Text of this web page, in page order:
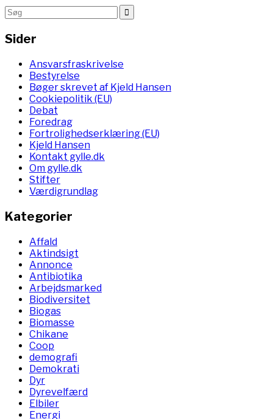
Sider
Ansvarsfraskrivelse
Bestyrelse
Bøger skrevet af Kjeld Hansen
Cookiepolitik (EU)
Debat
Foredrag
Fortrolighedserklæring (EU)
Kjeld Hansen
Kontakt gylle.dk
Om gylle.dk
Stifter
Værdigrundlag
Kategorier
Affald
Aktindsigt
Annonce
Antibiotika
Arbejdsmarked
Biodiversitet
Biogas
Biomasse
Chikane
Coop
demografi
Demokrati
Dyr
Dyrevelfærd
Elbiler
Energi